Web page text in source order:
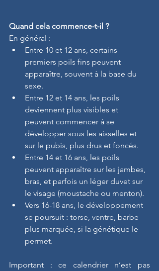
Quand cela commence-t-il ?
En général :
Entre 10 et 12 ans, certains
premiers poils fins peuvent
apparaître, souvent à la base du
sexe.
Entre 12 et 14 ans, les poils
deviennent plus visibles et
peuvent commencer à se
développer sous les aisselles et
sur le pubis, plus drus et foncés.
Entre 14 et 16 ans, les poils
peuvent apparaître sur les jambes,
bras, et parfois un léger duvet sur
le visage (moustache ou menton).
Vers 16-18 ans, le développement
se poursuit : torse, ventre, barbe
plus marquée, si la génétique le
permet.
Important : ce calendrier n’est pas